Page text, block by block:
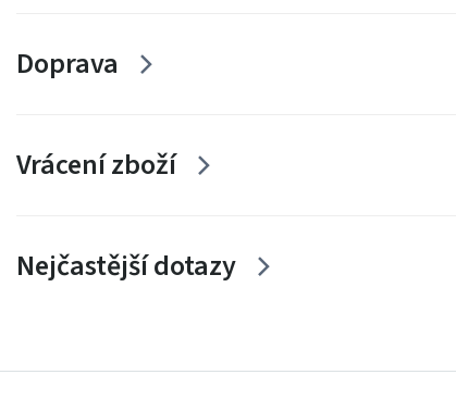
Doprava
Vrácení zboží
Nejčastější dotazy